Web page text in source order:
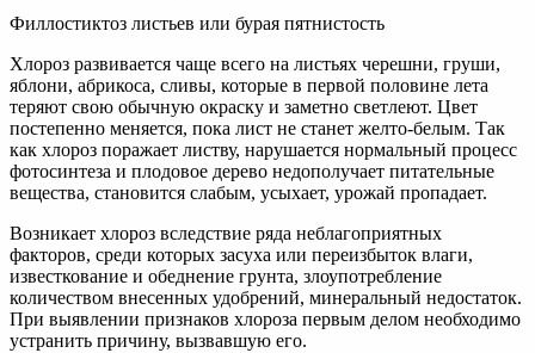
Филлостиктоз листьев или бурая пятнистость
Хлороз развивается чаще всего на листьях черешни, груши,
яблони, абрикоса, сливы, которые в первой половине лета
теряют свою обычную окраску и заметно светлеют. Цвет
постепенно меняется, пока лист не станет желто-белым. Так
как хлороз поражает листву, нарушается нормальный процесс
фотосинтеза и плодовое дерево недополучает питательные
вещества, становится слабым, усыхает, урожай пропадает.
Возникает хлороз вследствие ряда неблагоприятных
факторов, среди которых засуха или переизбыток влаги,
известкование и обеднение грунта, злоупотребление
количеством внесенных удобрений, минеральный недостаток.
При выявлении признаков хлороза первым делом необходимо
устранить причину, вызвавшую его.